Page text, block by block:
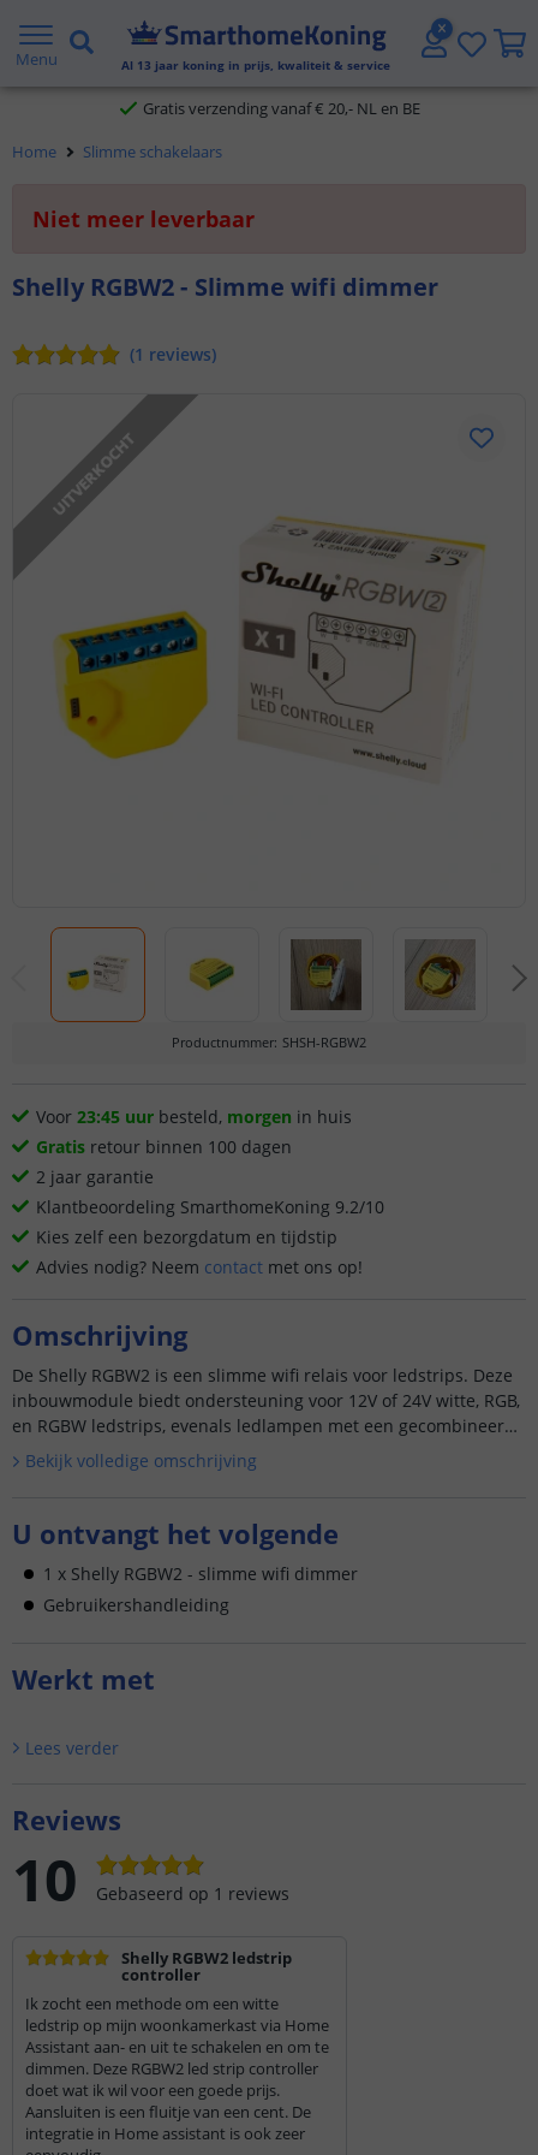
Menu Al 13 jaar koning in prijs, kwaliteit & service
2 jaar garantie
Gratis verzending vanaf € 20,- NL en BE
Klantbeoordeling 9.1
Voor 23:45 uur besteld,
Home Slimme schakelaars
Niet meer leverbaar
Shelly RGBW2 - Slimme wifi dimmer
(1 reviews)
UITVERKOCHT
Productnummer: SHSH-RGBW2
Voor 23:45 uur besteld, morgen in huis
Gratis retour binnen 100 dagen
2 jaar garantie
Klantbeoordeling SmarthomeKoning 9.2/10
Kies zelf een bezorgdatum en tijdstip
Advies nodig? Neem contact met ons op!
Omschrijving
De Shelly RGBW2 is een slimme wifi relais voor ledstrips. Deze
inbouwmodule biedt ondersteuning voor 12V of 24V witte, RGB,
en RGBW ledstrips, evenals ledlampen met een gecombineerd
vermogen van maximaal 288W. U kunt eenvoudig de verlich...
Bekijk volledige omschrijving
U ontvangt het volgende
1 x Shelly RGBW2 - slimme wifi dimmer
Gebruikershandleiding
Werkt met
Lees verder
Reviews
10 Gebaseerd op 1 reviews
Shelly RGBW2 ledstrip
controller
Ik zocht een methode om een witte
ledstrip op mijn woonkamerkast via Home
Assistant aan- en uit te schakelen en om te
dimmen. Deze RGBW2 led strip controller
doet wat ik wil voor een goede prijs.
Aansluiten is een fluitje van een cent. De
integratie in Home assistant is ook zeer